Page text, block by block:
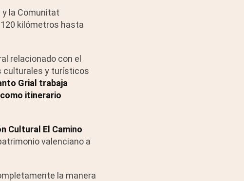
la Comunitat
kilómetros hasta
relacionado con el
culturales y turísticos
Grial trabaja
itinerario
Cultural El Camino
valenciano a
la manera